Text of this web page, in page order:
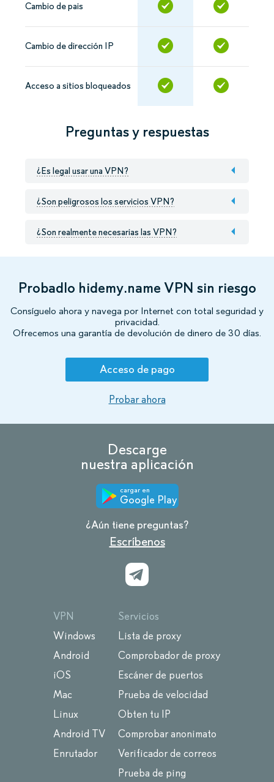
Cambio de pais
Cambio de dirección IP
Acceso a sitios bloqueados
Preguntas y respuestas
¿Es legal usar una VPN?
¿Son peligrosos los servicios VPN?
¿Son realmente necesarias las VPN?
Probadlo hidemy.name VPN sin riesgo
Consíguelo ahora y navega por Internet con total seguridad y
privacidad.
Ofrecemos una garantía de devolución de dinero de 30 días.
Acceso de pago
Probar ahora
Descarge
nuestra aplicación
cargar en
Google Play
¿Aún tiene preguntas?
Escríbenos
VPN
Windows
Android
iOS
Mac
Linux
Android TV
Enrutador
Servicios
Lista de proxy
Comprobador de proxy
Escáner de puertos
Prueba de velocidad
Obten tu IP
Comprobar anonimato
Verificador de correos
Prueba de ping